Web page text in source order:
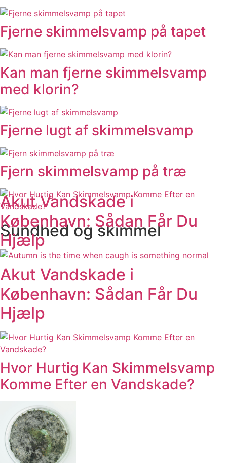
Fjerne skimmelsvamp på tapet
Kan man fjerne skimmelsvamp
med klorin?
Fjerne lugt af skimmelsvamp
Fjern skimmelsvamp på træ
Akut Vandskade i
København: Sådan Får Du
Hjælp
Sundhed og skimmel
Akut Vandskade i
København: Sådan Får Du
Hjælp
Hvor Hurtig Kan Skimmelsvamp
Komme Efter en Vandskade?